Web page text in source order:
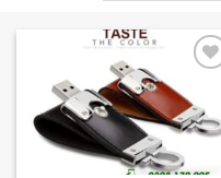
Wishlist